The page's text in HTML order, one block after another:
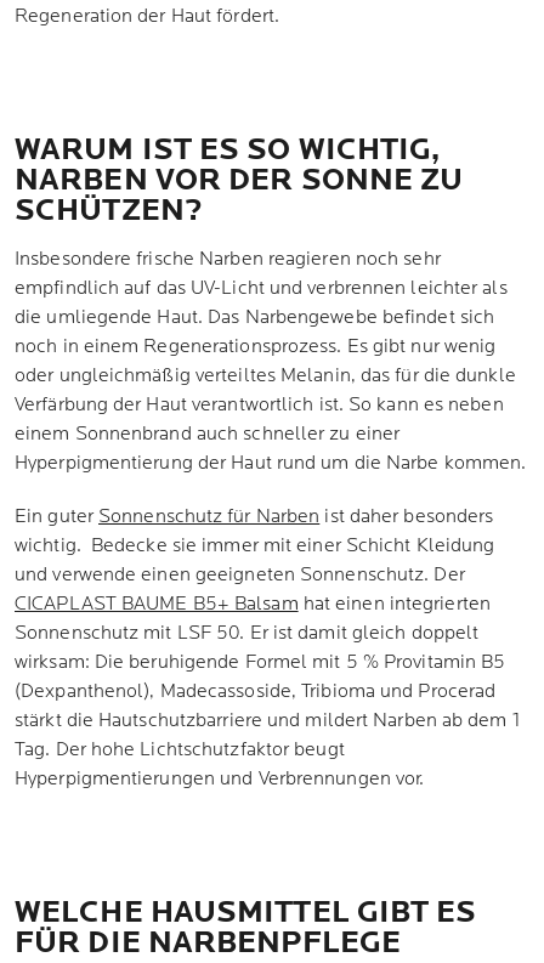
Regeneration der Haut fördert.
WARUM IST ES SO WICHTIG,
NARBEN VOR DER SONNE ZU
SCHÜTZEN?
Insbesondere frische Narben reagieren noch sehr
empfindlich auf das UV-Licht und verbrennen leichter als
die umliegende Haut. Das Narbengewebe befindet sich
noch in einem Regenerationsprozess. Es gibt nur wenig
oder ungleichmäßig verteiltes Melanin, das für die dunkle
Verfärbung der Haut verantwortlich ist. So kann es neben
einem Sonnenbrand auch schneller zu einer
Hyperpigmentierung der Haut rund um die Narbe kommen.
Ein guter Sonnenschutz für Narben ist daher besonders
wichtig. Bedecke sie immer mit einer Schicht Kleidung
und verwende einen geeigneten Sonnenschutz. Der
CICAPLAST BAUME B5+ Balsam hat einen integrierten
Sonnenschutz mit LSF 50. Er ist damit gleich doppelt
wirksam: Die beruhigende Formel mit 5 % Provitamin B5
(Dexpanthenol), Madecassoside, Tribioma und Procerad
stärkt die Hautschutzbarriere und mildert Narben ab dem 1
Tag. Der hohe Lichtschutzfaktor beugt
Hyperpigmentierungen und Verbrennungen vor.
WELCHE HAUSMITTEL GIBT ES
FÜR DIE NARBENPFLEGE